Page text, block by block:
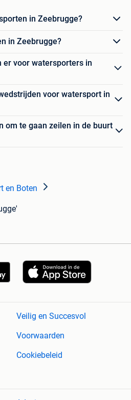
in Zeebrugge?
in Zeebrugge?
er voor watersporters in
voor watersport in
om te gaan zeilen in de buurt
en Boten
Veilig en Succesvol
Voorwaarden
Cookiebeleid